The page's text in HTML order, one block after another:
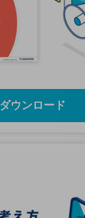
ダウンロード